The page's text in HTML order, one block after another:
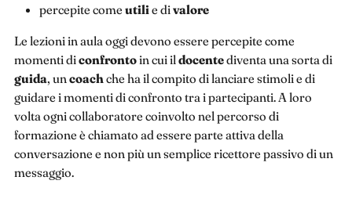
percepite come utili e divalore
Le lezioni in aula oggi devono essere percepite come
momenti diconfrontoin cui il docentediventa una sorta di
guida, un coach che ha il compito di lanciare stimoli e di
guidare i momenti di confronto tra i partecipanti. A loro
volta ogni collaboratore coinvolto nel percorso di
formazione è chiamato ad essere parte attiva della
conversazione e non più un semplice ricettore passivo di un
messaggio.